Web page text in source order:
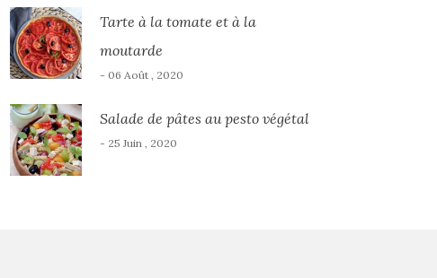
Tarte à la tomate et à la
moutarde
- 06 Août , 2020
Salade de pâtes au pesto végétal
- 25 Juin , 2020